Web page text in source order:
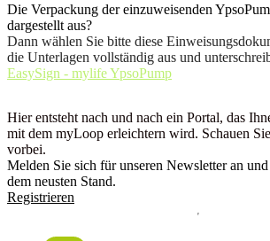
Die Verpackung der einzuweisenden
dargestellt aus?
Dann wählen Sie bitte diese
die Unterlagen vollständig aus und
EasySign - mylife YpsoPump
Hier entsteht nach und nach ein Portal, das
mit dem myLoop erleichtern wird. Schauen
vorbei.
Melden Sie sich für unseren Newsletter an
dem neusten Stand.
Registrieren